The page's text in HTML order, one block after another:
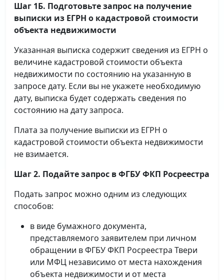
Шаг 1Б. Подготовьте запрос на получение
выписки из ЕГРН о кадастровой стоимости
объекта недвижимости
Указанная выписка содержит сведения из ЕГРН о
величине кадастровой стоимости объекта
недвижимости по состоянию на указанную в
запросе дату. Если вы не укажете необходимую
дату, выписка будет содержать сведения по
состоянию на дату запроса.
Плата за получение выписки из ЕГРН о
кадастровой стоимости объекта недвижимости
не взимается.
Шаг 2. Подайте запрос в ФГБУ ФКП Росреестра
Подать запрос можно одним из следующих
способов:
в виде бумажного документа,
представляемого заявителем при личном
обращении в ФГБУ ФКП Росреестра Твери
или МФЦ независимо от места нахождения
объекта недвижимости и от места